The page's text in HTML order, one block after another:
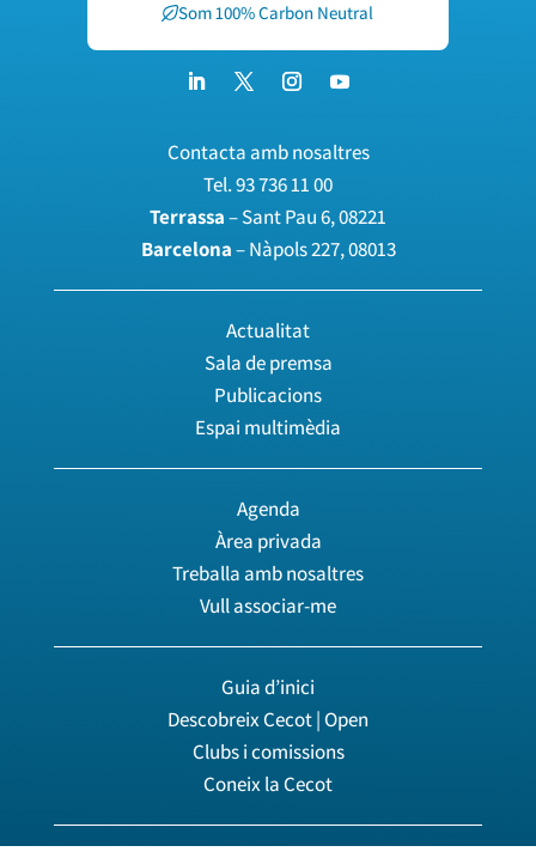
Som 100% Carbon Neutral
Contacta amb nosaltres
Tel.93 736 11 00
Terrassa– Sant Pau 6, 08221
Barcelona– Nàpols 227, 08013
Actualitat
Sala de premsa
Publicacions
Espai multimèdia
Agenda
Àrea privada
Treballa amb nosaltres
Vull associar-me
Guia d’inici
Descobreix Cecot | Open
Clubs i comissions
Coneix la Cecot